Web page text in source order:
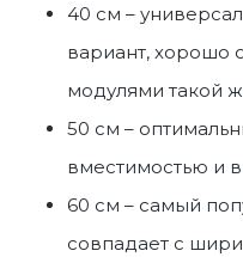
40 см –
вариант, хорошо
модулями такой
50 см –
вместимостью и
60 см – самый
совпадает с